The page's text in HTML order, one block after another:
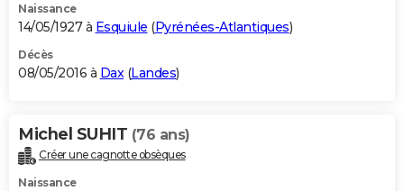
Naissance
14/05/1927 à Esquiule (Pyrénées-Atlantiques)
Décès
08/05/2016 à Dax(Landes)
Michel SUHIT (76 ans)
Créer une cagnotte obsèques
Naissance